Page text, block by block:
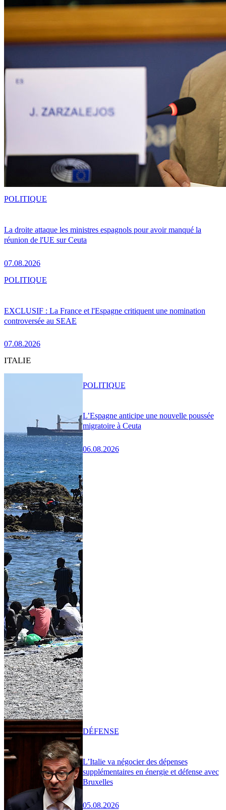
La droite attaque les ministres espagnols pour avoir manqué la
réunion de l'UE sur Ceuta
07.08.2026
POLITIQUE
EXCLUSIF : La France et l'Espagne critiquent une nomination
controversée au SEAE
07.08.2026
POLITIQUE
ITALIE
L’Espagne anticipe une nouvelle poussée
migratoire à Ceuta
06.08.2026
POLITIQUE
L’Italie va négocier des dépenses
supplémentaires en énergie et défense avec
Bruxelles
05.08.2026
DÉFENSE